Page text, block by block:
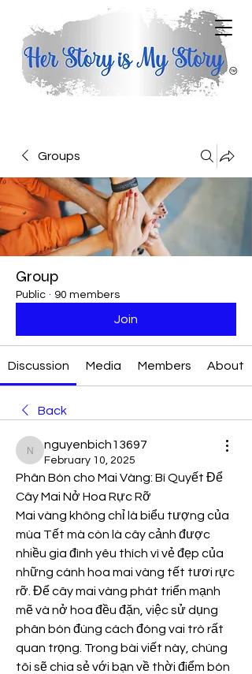
Groups
Group
Public · 90 members
Join
Discussion Media Members About
Back
nguyenbich13697
nguyenbich13697
February 10, 2025
Phân Bón cho Mai Vàng: Bí Quyết Để
Cây Mai Nở Hoa Rực Rỡ
Mai vàng không chỉ là biểu tượng của
mùa Tết mà còn là cây cảnh được
nhiều gia đình yêu thích vì vẻ đẹp của
những cánh hoa mai vàng tết tươi rực
rỡ. Để cây mai vàng phát triển mạnh
mẽ và nở hoa đều đặn, việc sử dụng
phân bón đúng cách đóng vai trò rất
quan trọng. Trong bài viết này, chúng
tôi sẽ chia sẻ với bạn về thời điểm bón